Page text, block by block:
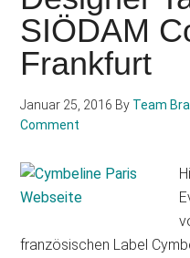
SIÖDAM
Frankfurt
Januar 25, 2016 By Team
Comment
französischen Label